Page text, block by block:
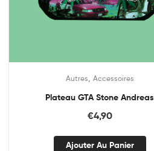
Autres Accessoires
Plateau GTA Stone Andreas
€4,90
Ajouter Au Panier